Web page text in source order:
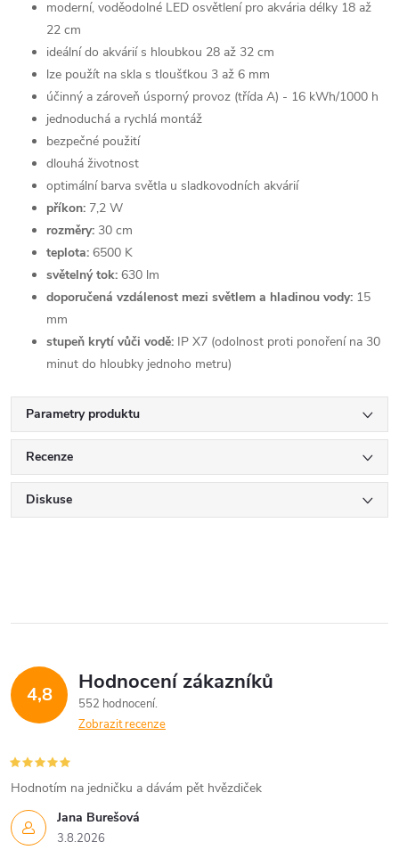
moderní, voděodolné LED osvětlení pro akvária délky 18 až
22 cm
ideální do akvárií s hloubkou 28 až 32 cm
lze použít na skla s tloušťkou 3 až 6 mm
účinný a zároveň úsporný provoz (třída A) - 16 kWh/1000 h
jednoduchá a rychlá montáž
bezpečné použití
dlouhá životnost
optimální barva světla u sladkovodních akvárií
příkon: 7,2 W
rozměry: 30 cm
teplota: 6500 K
světelný tok: 630 lm
doporučená vzdálenost mezi světlem a hladinou vody: 15
mm
stupeň krytí vůči vodě: IP X7 (odolnost proti ponoření na 30
minut do hloubky jednoho metru)
Parametry produktu
Recenze
Diskuse
4,8 Hodnocení zákazníků
552 hodnocení
Zobrazit recenze
Jana Burešová
3.8.2026
Hodnotím na jedničku a dávám pět hvězdiček